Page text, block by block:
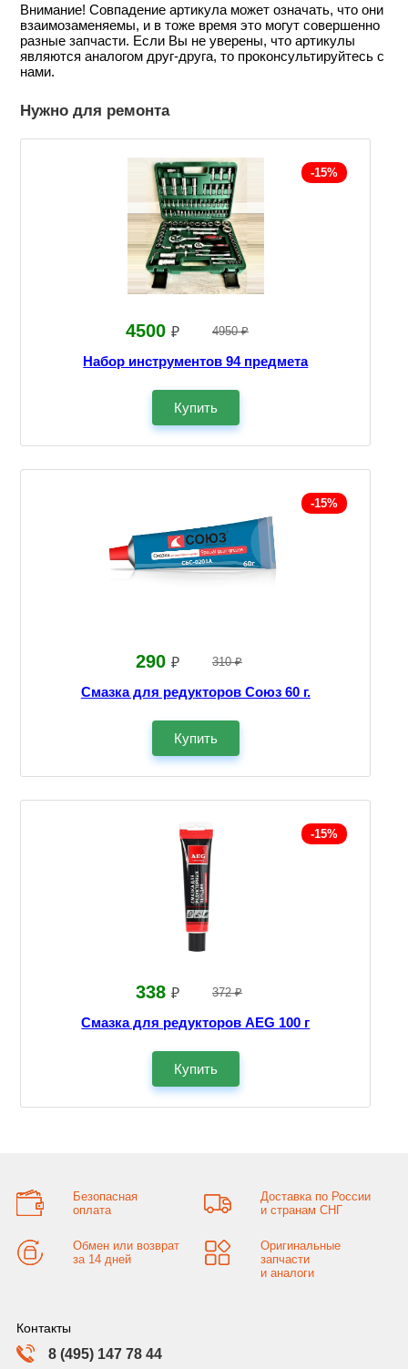
Внимание! Совпадение артикула может означать, что они
взаимозаменяемы, и в тоже время это могут совершенно
разные запчасти. Если Вы не уверены, что артикулы
являются аналогом друг-друга, то проконсультируйтесь с
нами.
Нужно для ремонта
-15%
4500 ₽ 4950 ₽
Набор инструментов 94 предмета
Купить
-15%
290 ₽ 310 ₽
Смазка для редукторов Союз 60 г.
Купить
-15%
338 ₽ 372 ₽
Смазка для редукторов AEG 100 г
Купить
Безопасная
оплата
Доставка по России
и странам СНГ
Обмен или возврат
за 14 дней
Оригинальные
запчасти
и аналоги
Контакты
8 (495) 147 78 44